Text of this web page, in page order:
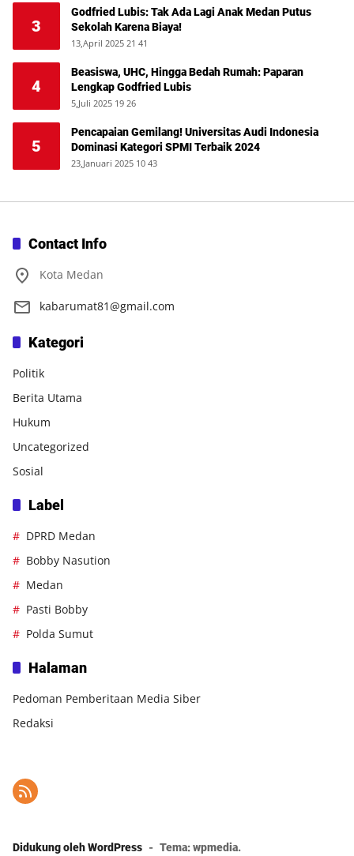
3
Godfried Lubis: Tak Ada Lagi Anak Medan Putus
Sekolah Karena Biaya!
13,April 2025 21 41
4
Beasiswa, UHC, Hingga Bedah Rumah: Paparan
Lengkap Godfried Lubis
5,Juli 2025 19 26
5
Pencapaian Gemilang! Universitas Audi Indonesia
Dominasi Kategori SPMI Terbaik 2024
23,Januari 2025 10 43
Contact Info
Kota Medan
kabarumat81@gmail.com
Kategori
Politik
Berita Utama
Hukum
Uncategorized
Sosial
Label
DPRD Medan
Bobby Nasution
Medan
Pasti Bobby
Polda Sumut
Halaman
Pedoman Pemberitaan Media Siber
Redaksi
Didukung oleh WordPress - Tema: wpmedia.